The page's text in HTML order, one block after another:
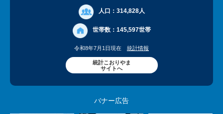
人口： 314,828人
世帯数： 145,597世帯
令和8年7月1日現在 統計情報
統計こおりやま
サイトへ
バナー広告